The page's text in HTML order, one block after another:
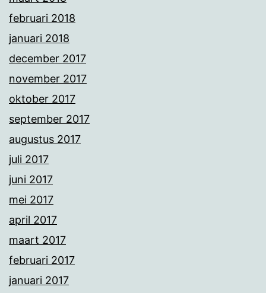
februari 2018
januari 2018
december 2017
november 2017
oktober 2017
september 2017
augustus 2017
juli 2017
juni 2017
mei 2017
april 2017
maart 2017
februari 2017
januari 2017